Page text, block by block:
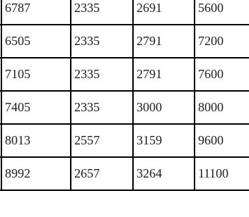
6787 2335 2691 5600
6505 2335 2791 7200
7105 2335 2791 7600
7405 2335 3000 8000
8013 2557 3159 9600
8992 2657 3264 11100